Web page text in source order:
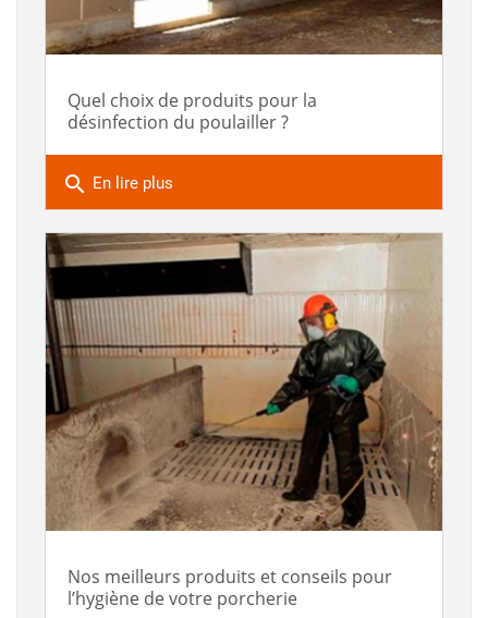
Quel choix de produits pour la
désinfection du poulailler ?
search En lire plus
Nos meilleurs produits et conseils pour
l’hygiène de votre porcherie